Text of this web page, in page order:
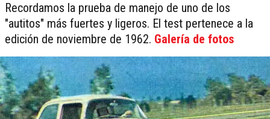
Recordamos la prueba de manejo de uno de los
"autitos" más fuertes y ligeros. El test pertenece a la
edición de noviembre de 1962. Galería de fotos